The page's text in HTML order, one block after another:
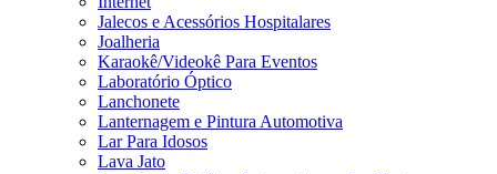
Jalecos e Acessórios Hospitalares
Joalheria
Karaokê/Videokê Para Eventos
Laboratório Óptico
Lanchonete
Lanternagem e Pintura Automotiva
Lar Para Idosos
Lava Jato